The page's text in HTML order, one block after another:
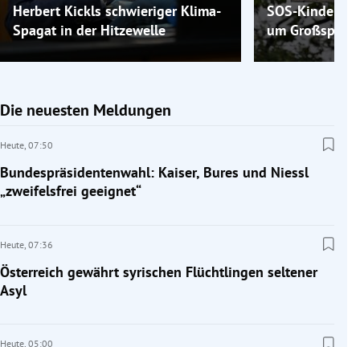
Herbert Kickls schwieriger Klima-
Spagat in der Hitzewelle
SOS-
um
Die neuesten Meldungen
Heute, 07:50
Bundespräsidentenwahl: Kaiser, Bures und Niessl
„zweifelsfrei geeignet“
Heute, 07:36
Österreich gewährt syrischen Flüchtlingen seltener
Asyl
Heute, 05:00